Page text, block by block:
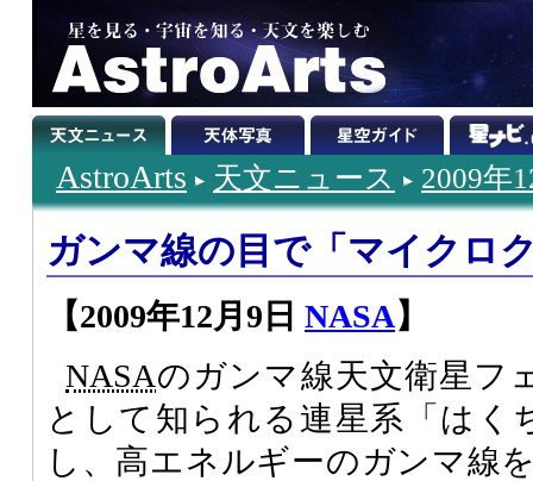
AstroArts 天文ニュース 2009年
ガンマ線の目で「マイクロ
【2009年12月9日 NASA】
NASAのガンマ線天文衛星フ
として知られる連星系「はく
し、高エネルギーのガンマ線